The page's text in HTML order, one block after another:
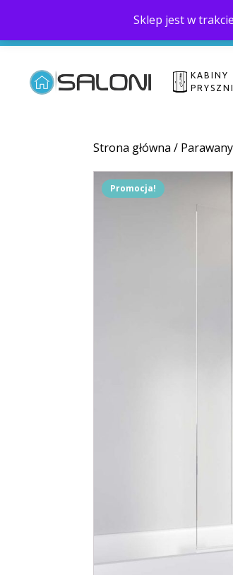
Sklep jest w
KABINY
Strona główna /
Promocja!